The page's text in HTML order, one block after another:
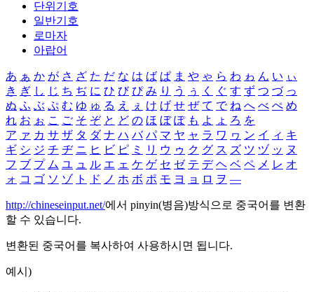
단위기호
일반기호
로마자
아랍어
あ ぁ か が さ ざ た だ な は ば ぱ ま や ゃ ら わ ゎ ん い ぃ
き ぎ し じ ち ぢ に ひ び ぴ み り う ぅ く ぐ す ず つ づ っ
ぬ ふ ぶ ぷ む ゆ ゅ る え ぇ け げ せ ぜ て で ね へ べ ぺ め
れ お ぉ こ ご そ ぞ と ど の ほ ぼ ぽ も よ ょ ろ を
ア ァ カ サ ザ タ ダ ナ ハ バ パ マ ヤ ャ ラ ワ ヮ ン イ ィ キ
ギ シ ジ チ ヂ ニ ヒ ビ ピ ミ リ ウ ゥ ク グ ス ズ ツ ヅ ッ ヌ
フ ブ プ ム ユ ュ ル エ ェ ケ ゲ セ ゼ テ デ ヘ ベ ペ メ レ オ
ォ コ ゴ ソ ゾ ト ド ノ ホ ボ ポ モ ヨ ョ ロ ヲ ―
http://chineseinput.net/에서 pinyin(병음)방식으로 중국어를 변환
할 수 있습니다.
변환된 중국어를 복사하여 사용하시면 됩니다.
예시)